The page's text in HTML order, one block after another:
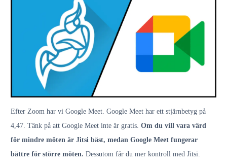
Efter Zoom har vi Google Meet. Google Meet har ett stjärnbetyg på
4,47. Tänk på att Google Meet inte är gratis. Om du vill vara värd
för mindre möten är Jitsi bäst, medan Google Meet fungerar
bättre för större möten. Dessutom får du mer kontroll med Jitsi.